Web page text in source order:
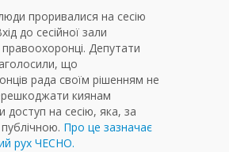
проривалися на сесію
до сесійної зали
Депутати
що
рада своїм рішенням не
киянам
доступ на сесію, яка, за
Про це зазначає
рух ЧЕСНО.